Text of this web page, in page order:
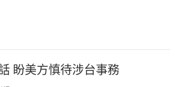
盼美方慎待涉台事務